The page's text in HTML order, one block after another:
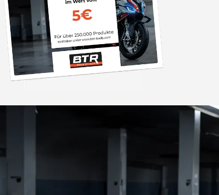
„Die Abwicklung
bzw. Bestellung
schnell ab. Als Firma braucht man
verlässliche Partner
ich hier